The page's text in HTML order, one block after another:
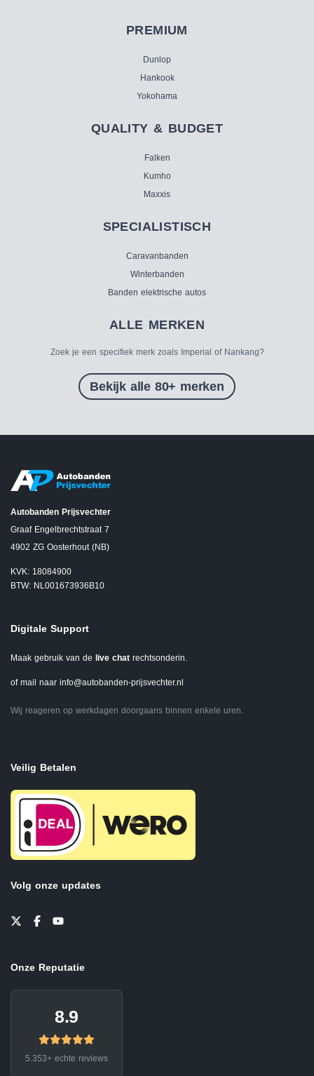
PREMIUM
Dunlop
Hankook
Yokohama
QUALITY & BUDGET
Falken
Kumho
Maxxis
SPECIALISTISCH
Caravanbanden
Winterbanden
Banden elektrische autos
ALLE MERKEN
Zoek je een specifiek merk zoals Imperial of Nankang?
Bekijk alle 80+ merken
Autobanden Prijsvechter
Graaf Engelbrechtstraat 7
4902 ZG Oosterhout (NB)
KVK: 18084900
BTW: NL001673936B10
Digitale Support
Maak gebruik van de live chat rechtsonderin.
of mail naar info@autobanden-prijsvechter.nl
Wij reageren op werkdagen doorgaans binnen enkele uren.
Veilig Betalen
Volg onze updates
Onze Reputatie
8.9
5.353+ echte reviews